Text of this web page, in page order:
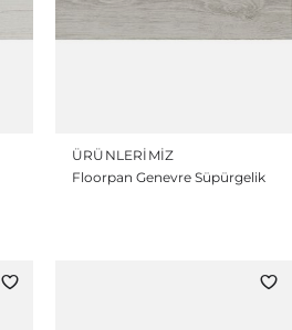
ÜRÜNLERIMIZ
Floorpan Genevre Süpürgelik